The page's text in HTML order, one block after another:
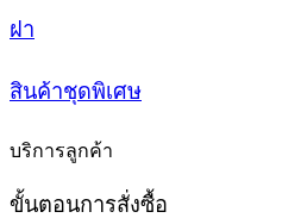
ฝา
สินค้าชุดพิเศษ
บริการลูกค้า
ขั้นตอนการสั่งซื้อ